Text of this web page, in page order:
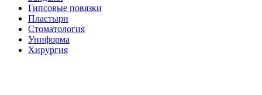
Гипсовые повязки
Пластыри
Стоматология
Униформа
Хирургия